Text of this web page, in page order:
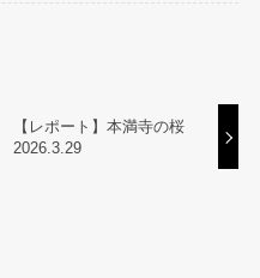
【レポート】本満寺の桜
2026.3.29